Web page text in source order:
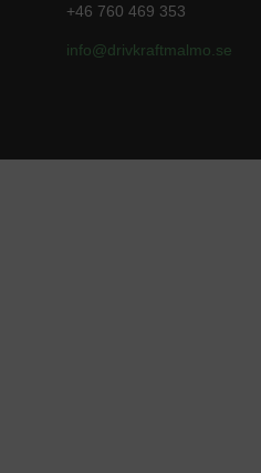
+46 760 469 353
info@drivkraftmalmo .se